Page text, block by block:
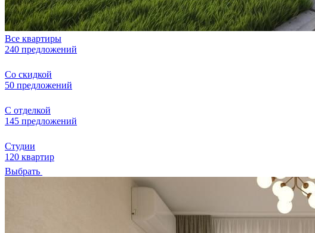
Все квартиры
240 предложений
Со скидкой
50 предложений
С отделкой
145 предложений
Студии
120 квартир
Выбрать